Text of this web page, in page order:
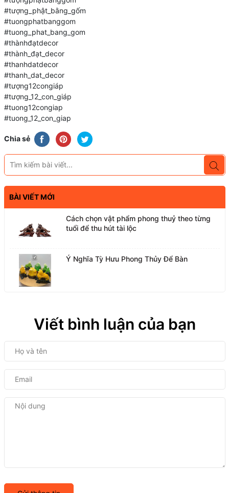
#tượng_phật_bằng_gốm
#tuongphatbanggom
#tuong_phat_bang_gom
#thànhđạtdecor
#thành_đạt_decor
#thanhdatdecor
#thanh_dat_decor
#tượng12congiáp
#tượng_12_con_giáp
#tuong12congiap
#tuong_12_con_giap
Chia sẻ
BÀI VIẾT MỚI
Cách chọn vật phẩm phong thuỷ theo từng
tuổi để thu hút tài lộc
Ý Nghĩa Tỳ Hưu Phong Thủy Để Bàn
Viết bình luận của bạn